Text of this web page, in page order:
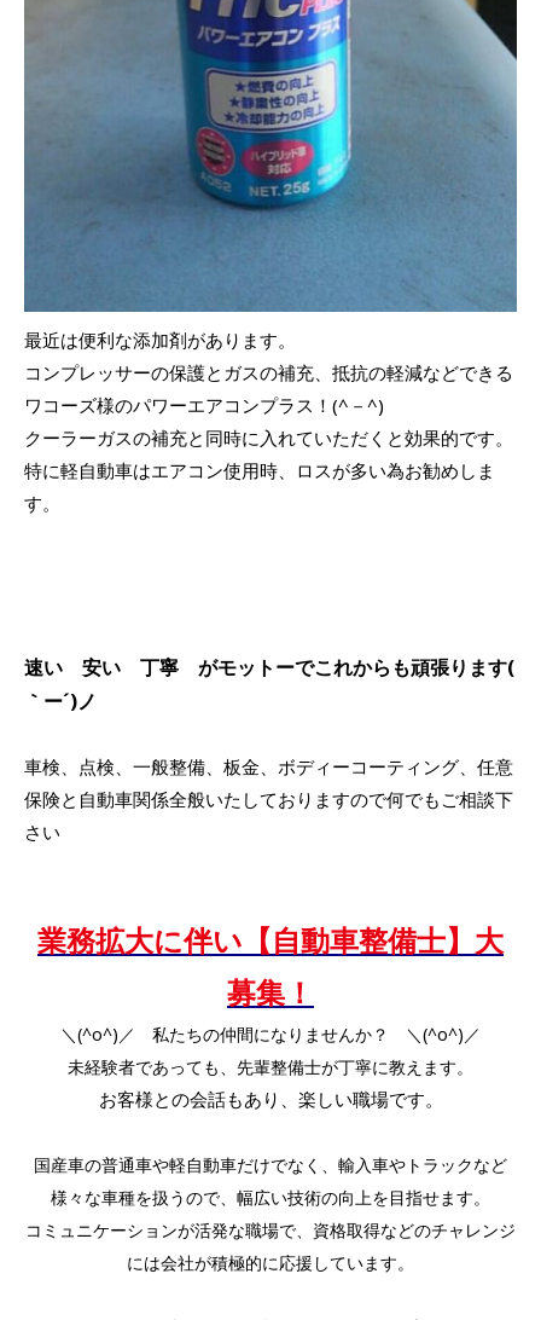
最近は便利な添加剤があります。
コンプレッサーの保護とガスの補充、抵抗の軽減などできる
ワコーズ様のパワーエアコンプラス！(^－^)
クーラーガスの補充と同時に入れていただくと効果的です。
特に軽自動車はエアコン使用時、ロスが多い為お勧めしま
す。
速い 安い 丁寧 がモットーでこれからも頑張ります(
｀ー´)ノ
車検、点検、一般整備、板金、ボディーコーティング、任意
保険と自動車関係全般いたしておりますので何でもご相談下
さい
業務拡大に伴い【自動車整備士】大
募集！
＼(^o^)／ 私たちの仲間になりませんか？ ＼(^o^)／
未経験者であっても、先輩整備士が丁寧に教えます。
お客様との会話もあり、楽しい職場です。
国産車の普通車や軽自動車だけでなく、輸入車やトラックなど
様々な車種を扱うので、幅広い技術の向上を目指せます。
コミュニケーションが活発な職場で、資格取得などのチャレンジ
には会社が積極的に応援しています。